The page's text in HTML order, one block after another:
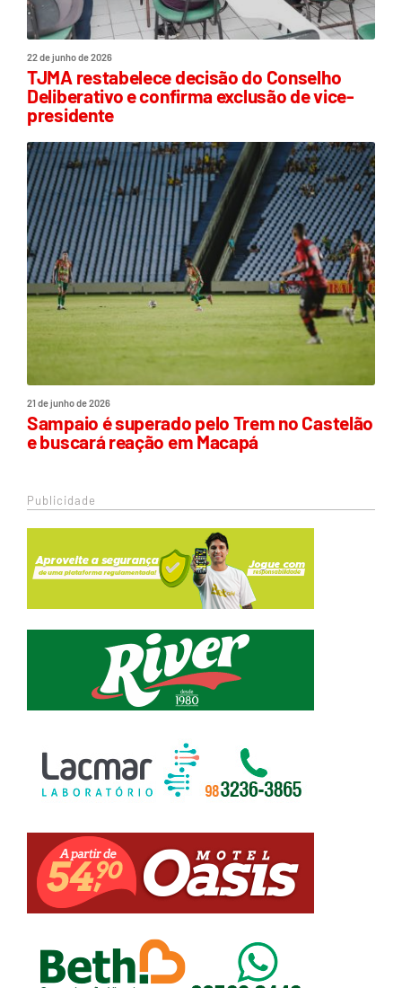
22 de junho de 2026
TJMA restabelece decisão do Conselho
Deliberativo e confirma exclusão de vice-
presidente
21 de junho de 2026
Sampaio é superado pelo Trem no Castelão
e buscará reação em Macapá
Publicidade